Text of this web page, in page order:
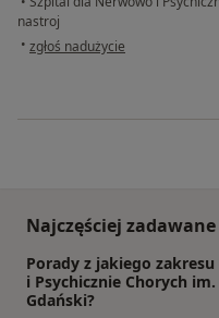
nastroj
• w opinii użytkownika Dyziulek01
zgłoś nadużycie
Najczęściej
Porady z jakiego
i Psychicznie Chorych
Gdański?